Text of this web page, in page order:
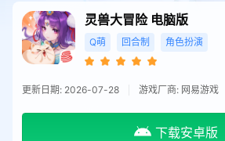
灵兽大冒险 电脑版
Q萌 回合制 角色扮演
更新日期: 2026-07-28 游戏厂商: 网易游戏
下载安卓版